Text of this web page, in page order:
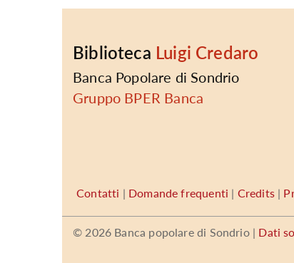
Biblioteca Luigi Credaro
Banca Popolare di Sondrio
Gruppo BPER Banca
Contatti | Domande frequenti | Credits|
© 2026 Banca popolare di Sondrio | Dati